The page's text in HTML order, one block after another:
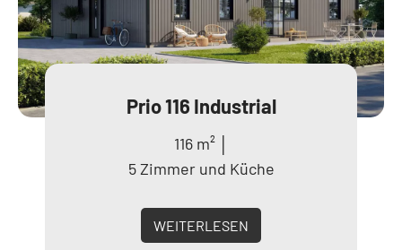
Prio 116 Industrial
116 m² │
5 Zimmer und Küche
WEITERLESEN